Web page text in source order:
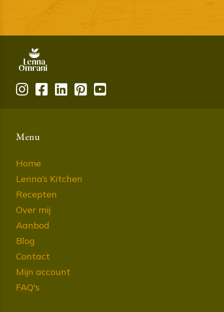
Menu
Home
Lenna’s Kitchen
Recepten
Over mij
Aanbod
Blog
Contact
Mijn account
FAQ's